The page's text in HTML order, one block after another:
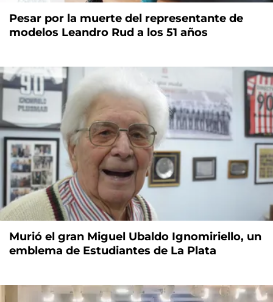
Pesar por la muerte del representante de
modelos Leandro Rud a los 51 años
Murió el gran Miguel Ubaldo Ignomiriello, un
emblema de Estudiantes de La Plata